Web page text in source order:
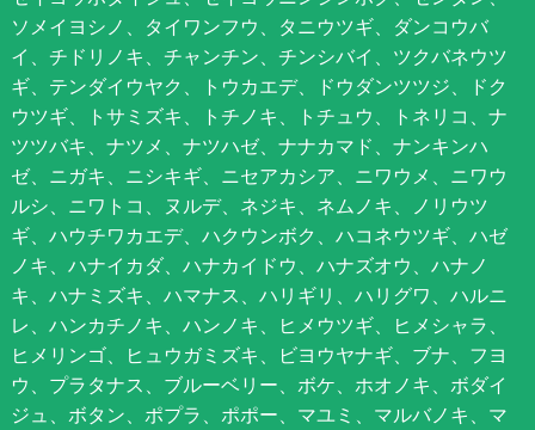
ソメイヨシノ、タイワンフウ、タニウツギ、ダンコウバ
イ、チドリノキ、チャンチン、チンシバイ、ツクバネウツ
ギ、テンダイウヤク、トウカエデ、ドウダンツツジ、ドク
ウツギ、トサミズキ、トチノキ、トチュウ、トネリコ、ナ
ツツバキ、ナツメ、ナツハゼ、ナナカマド、ナンキンハ
ゼ、ニガキ、ニシキギ、ニセアカシア、ニワウメ、ニワウ
ルシ、ニワトコ、ヌルデ、ネジキ、ネムノキ、ノリウツ
ギ、ハウチワカエデ、ハクウンボク、ハコネウツギ、ハゼ
ノキ、ハナイカダ、ハナカイドウ、ハナズオウ、ハナノ
キ、ハナミズキ、ハマナス、ハリギリ、ハリグワ、ハルニ
レ、ハンカチノキ、ハンノキ、ヒメウツギ、ヒメシャラ、
ヒメリンゴ、ヒュウガミズキ、ビヨウヤナギ、ブナ、フヨ
ウ、プラタナス、ブルーベリー、ボケ、ホオノキ、ボダイ
ジュ、ボタン、ポプラ、ポポー、マユミ、マルバノキ、マ